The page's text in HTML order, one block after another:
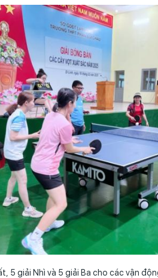
giải Nhì và 5 giải Ba cho các vận